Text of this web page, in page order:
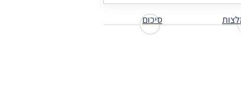
סיכום